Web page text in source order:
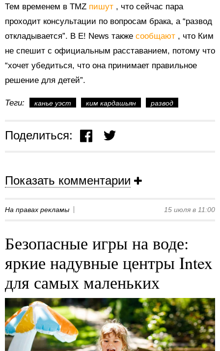
Тем временем в TMZ пишут , что сейчас пара
проходит консультации по вопросам брака, а “развод
откладывается”. В E! News также сообщают , что Ким
не спешит с официальным расставанием, потому что
“хочет убедиться, что она принимает правильное
решение для детей”.
Теги: канье уэст ким кардашьян развод
Поделиться:
Показать комментарии
На правах рекламы 15 июля в 11:00
Безопасные игры на воде:
яркие надувные центры Intex
для самых маленьких